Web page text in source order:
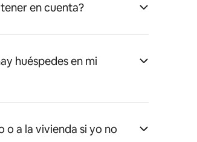
en cuenta?
huéspedes en mi
o a la vivienda si yo no